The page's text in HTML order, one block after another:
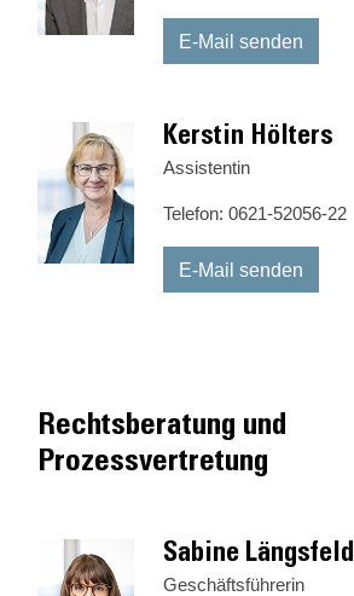
E-Mail senden
Kerstin Hölters
Assistentin
Telefon: 0621-52056-22
E-Mail senden
Rechtsberatung und
Prozessvertretung
Sabine Längsfeld
Geschäftsführerin